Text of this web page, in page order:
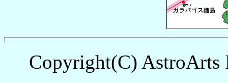
Copyright(C)